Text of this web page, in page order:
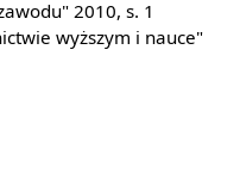
2010, s. 1
wyższym i nauce"